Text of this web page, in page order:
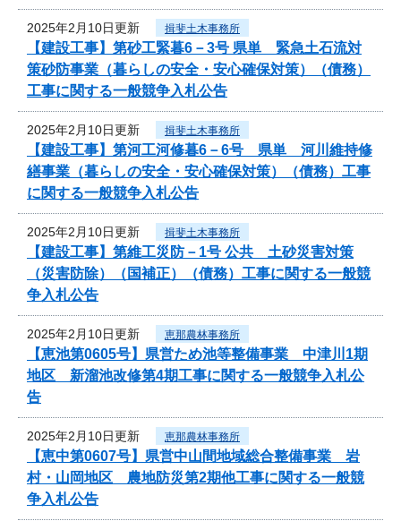
2025年2月10日更新 揖斐土木事務所
【建設工事】第砂工緊暮6－3号 県単 緊急土石流対
策砂防事業（暮らしの安全・安心確保対策）（債務）
工事に関する一般競争入札公告
2025年2月10日更新 揖斐土木事務所
【建設工事】第河工河修暮6－6号 県単 河川維持修
繕事業（暮らしの安全・安心確保対策）（債務）工事
に関する一般競争入札公告
2025年2月10日更新 揖斐土木事務所
【建設工事】第維工災防－1号 公共 土砂災害対策
（災害防除）（国補正）（債務）工事に関する一般競
争入札公告
2025年2月10日更新 恵那農林事務所
【恵池第0605号】県営ため池等整備事業 中津川1期
地区 新溜池改修第4期工事に関する一般競争入札公
告
2025年2月10日更新 恵那農林事務所
【恵中第0607号】県営中山間地域総合整備事業 岩
村・山岡地区 農地防災第2期他工事に関する一般競
争入札公告